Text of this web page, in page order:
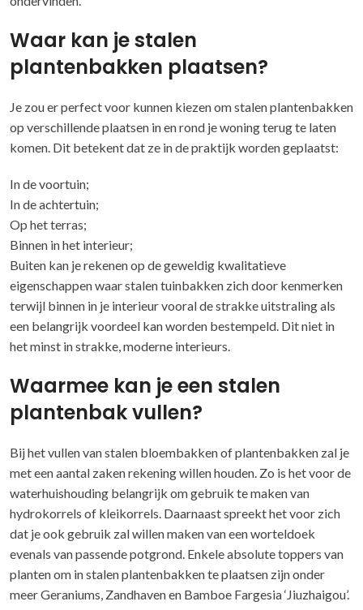
Waar kan je stalen
plantenbakken plaatsen?
Je zou er perfect voor kunnen kiezen om stalen plantenbakken
op verschillende plaatsen in en rond je woning terug te laten
komen. Dit betekent dat ze in de praktijk worden geplaatst:
In de voortuin;
In de achtertuin;
Op het terras;
Binnen in het interieur;
Buiten kan je rekenen op de geweldig kwalitatieve
eigenschappen waar stalen tuinbakken zich door kenmerken
terwijl binnen in je interieur vooral de strakke uitstraling als
een belangrijk voordeel kan worden bestempeld. Dit niet in
het minst in strakke, moderne interieurs.
Waarmee kan je een stalen
plantenbak vullen?
Bij het vullen van stalen bloembakken of plantenbakken zal je
met een aantal zaken rekening willen houden. Zo is het voor de
waterhuishouding belangrijk om gebruik te maken van
hydrokorrels of kleikorrels. Daarnaast spreekt het voor zich
dat je ook gebruik zal willen maken van een worteldoek
evenals van passende potgrond. Enkele absolute toppers van
planten om in stalen plantenbakken te plaatsen zijn onder
meer Geraniums, Zandhaven en Bamboe Fargesia ‘Jiuzhaigou’.